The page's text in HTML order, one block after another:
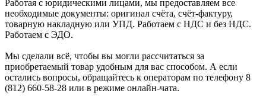
Работая с юридическими лицами, мы предоставляем все
необходимые документы: оригинал счёта, счёт-фактуру,
товарную накладную или УПД. Работаем с НДС и без НДС.
Работаем с ЭДО.
Мы сделали всё, чтобы вы могли рассчитаться за
приобретаемый товар удобным для вас способом. А если
остались вопросы, обращайтесь к операторам по телефону 8
(812) 660-58-28 или в режиме онлайн-чата.